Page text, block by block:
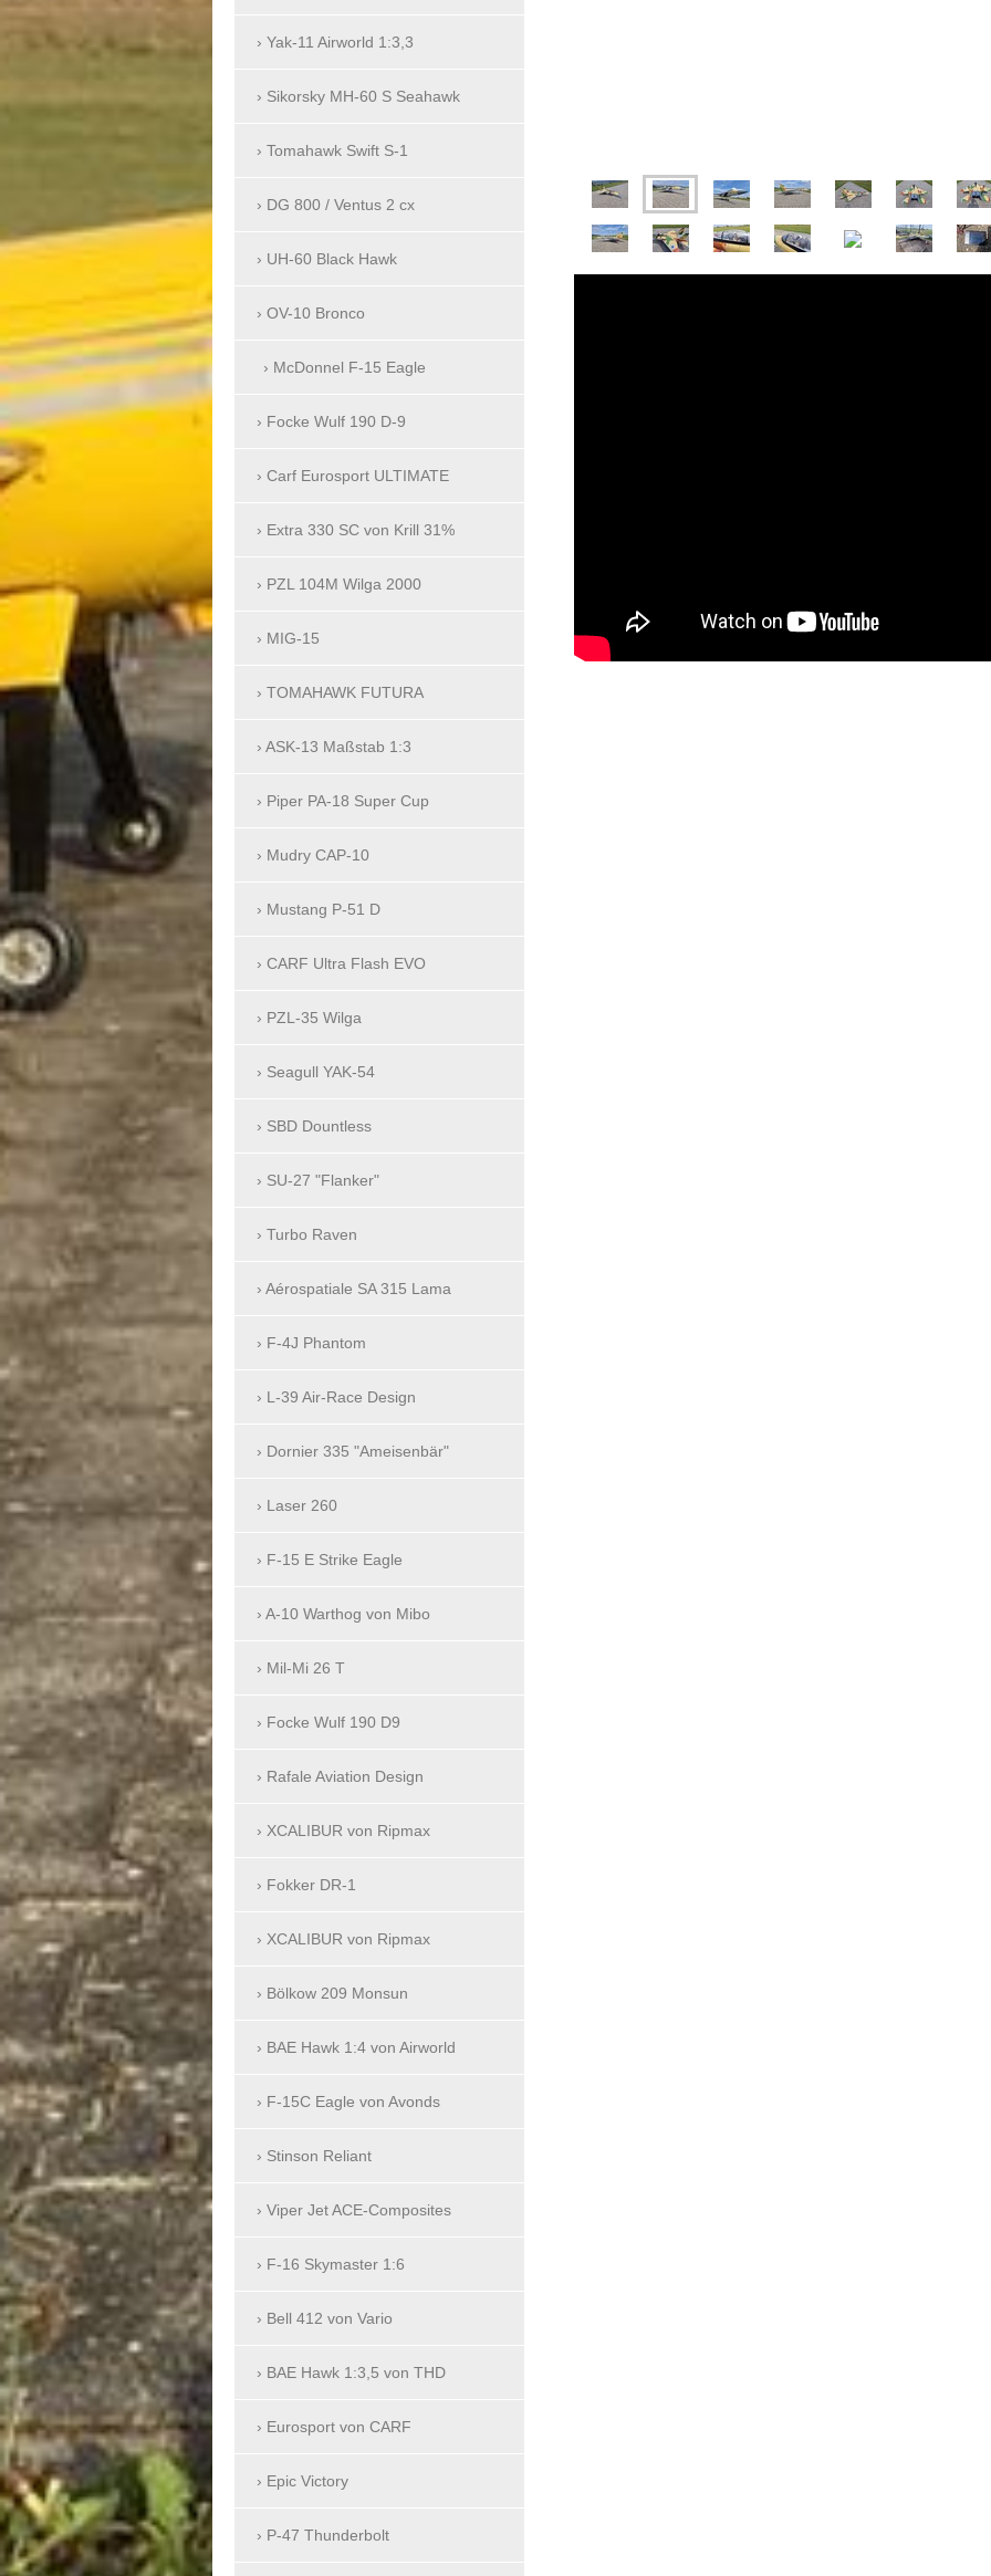
Yak-11 Airworld 1:3,3
Sikorsky MH-60 S Seahawk
Tomahawk Swift S-1
DG 800 / Ventus 2 cx
UH-60 Black Hawk
OV-10 Bronco
McDonnel F-15 Eagle
Focke Wulf 190 D-9
Carf Eurosport ULTIMATE
Extra 330 SC von Krill 31%
PZL 104M Wilga 2000
MIG-15
TOMAHAWK FUTURA
ASK-13 Maßstab 1:3
Piper PA-18 Super Cup
Mudry CAP-10
Mustang P-51 D
CARF Ultra Flash EVO
PZL-35 Wilga
Seagull YAK-54
SBD Dountless
SU-27 "Flanker"
Turbo Raven
Aérospatiale SA 315 Lama
F-4J Phantom
L-39 Air-Race Design
Dornier 335 "Ameisenbär"
Laser 260
F-15 E Strike Eagle
A-10 Warthog von Mibo
Mil-Mi 26 T
Focke Wulf 190 D9
Rafale Aviation Design
XCALIBUR von Ripmax
Fokker DR-1
XCALIBUR von Ripmax
Bölkow 209 Monsun
BAE Hawk 1:4 von Airworld
F-15C Eagle von Avonds
Stinson Reliant
Viper Jet ACE-Composites
F-16 Skymaster 1:6
Bell 412 von Vario
BAE Hawk 1:3,5 von THD
Eurosport von CARF
Epic Victory
P-47 Thunderbolt